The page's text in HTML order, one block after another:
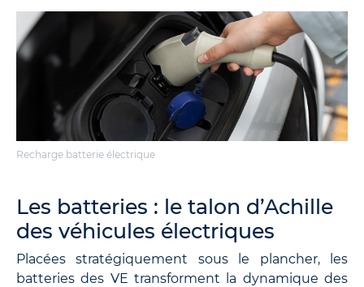
Recharge batterie électrique
Les batteries : le talon d’Achille
des véhicules électriques
Placées stratégiquement sous le plancher, les
batteries des VE transforment la dynamique des